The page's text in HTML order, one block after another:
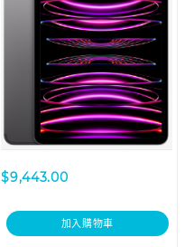
$9,443.00
加入購物車